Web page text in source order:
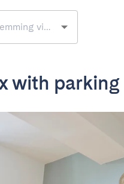
with parking